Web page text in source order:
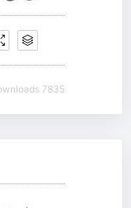
7835